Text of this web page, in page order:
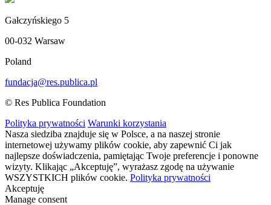
Gałczyńskiego 5
00-032 Warsaw
Poland
fundacja@res.publica.pl
© Res Publica Foundation
Polityka prywatności Warunki korzystania
Nasza siedziba znajduje się w Polsce, a na naszej stronie
internetowej używamy plików cookie, aby zapewnić Ci jak
najlepsze doświadczenia, pamiętając Twoje preferencje i ponowne
wizyty. Klikając „Akceptuję”, wyrażasz zgodę na używanie
WSZYSTKICH plików cookie. Polityka prywatności
Akceptuję
Manage consent